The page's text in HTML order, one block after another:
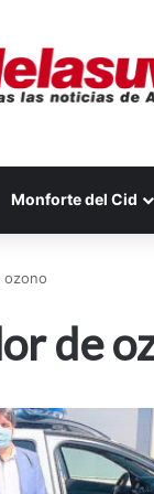
Monforte del Cid
ozono
de